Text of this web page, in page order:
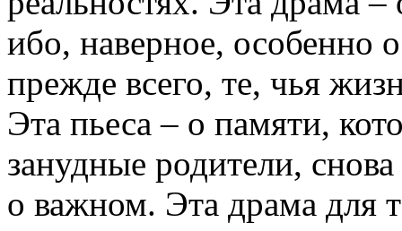
ибо, наверное, особенно
прежде всего, те, чья
Эта пьеса – о памяти,
занудные родители,
о важном. Эта драма для